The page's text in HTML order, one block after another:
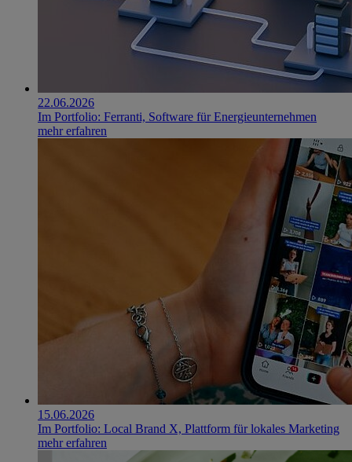
22.06.2026
Im Portfolio: Ferranti, Software für Energieunternehmen
mehr erfahren
15.06.2026
Im Portfolio: Local Brand X, Plattform für lokales Marketing
mehr erfahren